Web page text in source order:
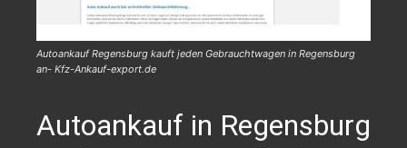
Autoankauf Regensburg kauft jeden Gebrauchtwagen in Regensburg
an- Kfz-Ankauf-export.de
Autoankauf in Regensburg